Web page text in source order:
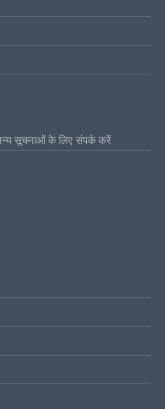
अन्य सूचनाओं के लिए संपर्क करें